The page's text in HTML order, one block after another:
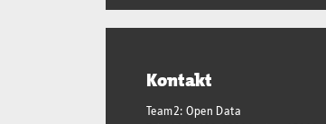
Kontakt
Team2: Open Data